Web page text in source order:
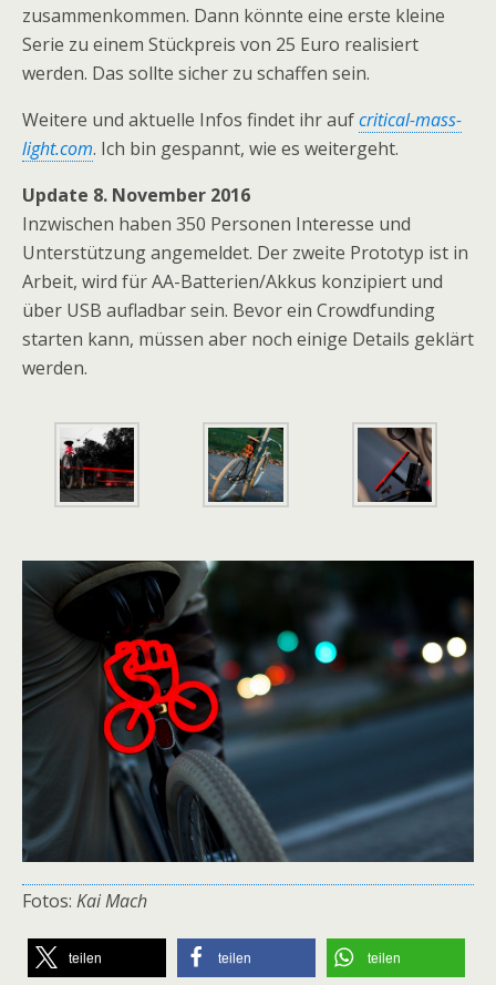
zusammenkommen. Dann könnte eine erste kleine
Serie zu einem Stückpreis von 25 Euro realisiert
werden. Das sollte sicher zu schaffen sein.
Weitere und aktuelle Infos findet ihr aufcritical-mass-
light.com. Ich bin gespannt, wie es weitergeht.
Update 8. November 2016
Inzwischen haben 350 Personen Interesse und
Unterstützung angemeldet. Der zweite Prototyp ist in
Arbeit, wird für AA-Batterien/Akkus konzipiert und
über USB aufladbar sein. Bevor ein Crowdfunding
starten kann, müssen aber noch einige Details geklärt
werden.
Fotos: Kai Mach
teilen teilen teilen